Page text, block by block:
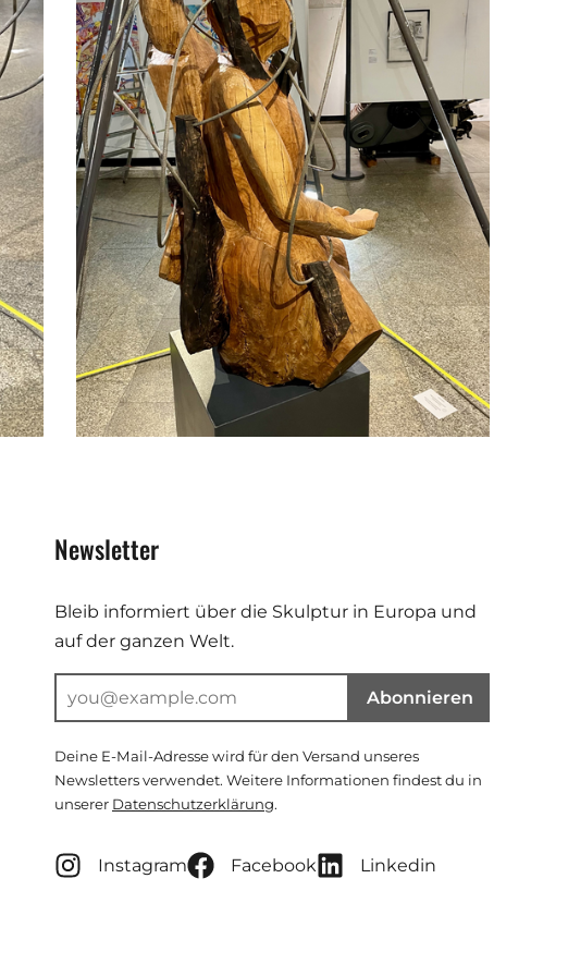
Newsletter
Bleib informiert über die Skulptur in Europa und
auf der ganzen Welt.
Abonnieren
Deine E-Mail-Adresse wird für den Versand unseres
Newsletters verwendet. Weitere Informationen findest du in
unserer Datenschutzerklärung.
Instagram Facebook Linkedin